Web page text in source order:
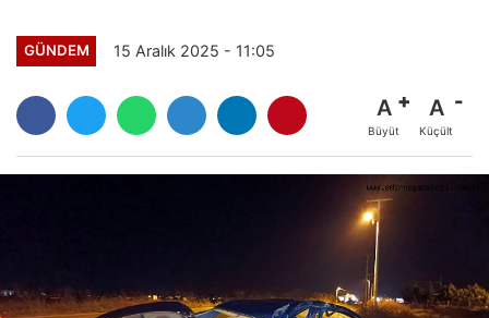
GÜNDEM 15 Aralık 2025 - 11:05
A
Büyüt
A
Küçült